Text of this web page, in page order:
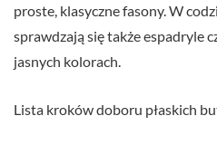
proste, klasyczne fasony. W
sprawdzają się także espadryle
jasnych kolorach.
Lista kroków doboru płaskich